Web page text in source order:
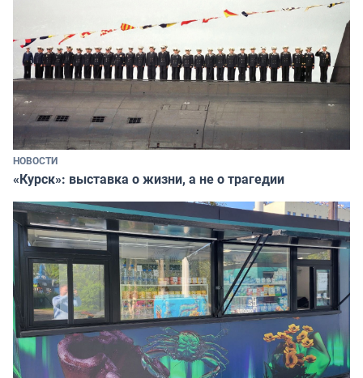
НОВОСТИ
«Курск»: выставка о жизни, а не о трагедии